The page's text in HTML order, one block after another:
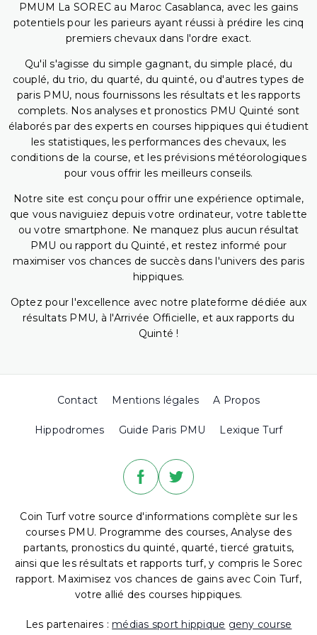
PMUM La SOREC au Maroc Casablanca, avec les gains
potentiels pour les parieurs ayant réussi à prédire les cinq
premiers chevaux dans l'ordre exact.
Qu'il s'agisse du simple gagnant, du simple placé, du
couplé, du trio, du quarté, du quinté, ou d'autres types de
paris PMU, nous fournissons les résultats et les rapports
complets. Nos analyses et pronostics PMU Quinté sont
élaborés par des experts en courses hippiques qui étudient
les statistiques, les performances des chevaux, les
conditions de la course, et les prévisions météorologiques
pour vous offrir les meilleurs conseils.
Notre site est conçu pour offrir une expérience optimale,
que vous naviguiez depuis votre ordinateur, votre tablette
ou votre smartphone. Ne manquez plus aucun résultat
PMU ou rapport du Quinté, et restez informé pour
maximiser vos chances de succès dans l'univers des paris
hippiques.
Optez pour l'excellence avec notre plateforme dédiée aux
résultats PMU, à l'Arrivée Officielle, et aux rapports du
Quinté !
Contact Mentions légales A Propos
Hippodromes Guide Paris PMU Lexique Turf
Coin Turf votre source d'informations complète sur les
courses PMU. Programme des courses, Analyse des
partants, pronostics du quinté, quarté, tiercé gratuits,
ainsi que les résultats et rapports turf, y compris le Sorec
rapport. Maximisez vos chances de gains avec Coin Turf,
votre allié des courses hippiques.
Les partenaires : médias sport hippique geny course